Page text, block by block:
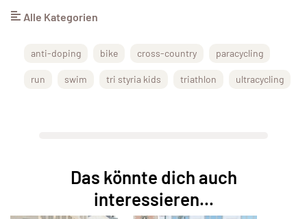
Alle Kategorien
anti-doping bike cross-country paracycling
run swim tri styria kids triathlon ultracycling
Das könnte dich auch
interessieren...